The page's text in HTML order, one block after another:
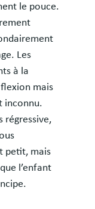
le pouce.
Les
à la
mais
inconnu.
régressive,
petit, mais
l’enfant